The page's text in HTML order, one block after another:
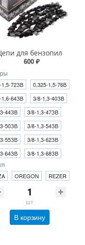
для бензопил
600 ₽
1,5-72ЗВ
0,325-1,5-76В
1,6-64ЗВ
3/8-1,3-40ЗВ
44ЗВ
3/8-1,3-47ЗВ
50ЗВ
3/8-1,3-54ЗВ
55ЗВ
3/8-1,3-62ЗВ
64ЗВ
3/8-1,3-68ЗВ
OREGON REZER
шт
В корзину